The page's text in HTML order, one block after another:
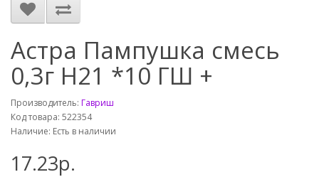
Астра Пампушка смесь
0,3г Н21 *10 ГШ +
Производитель: Гавриш
Код товара: 522354
Наличие: Есть в наличии
17.23р.